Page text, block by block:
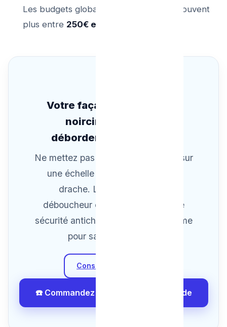
Les budgets globaux s'articulent alors souvent
plus entre 250€ et 380€ TTC.
Votre façade commence à
noircir à cause des
débordements actuels ?
Ne mettez pas votre vie en danger sur
une échelle glissante par jour de
drache. L'intervention d'un
déboucheur équipé de matériel de
sécurité antichute est l'urgence ultime
pour sauver vos murs!
Consulter nos Tarifs
☎️ Commandez une Intervention Rapide